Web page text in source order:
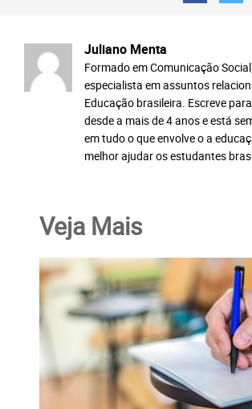
Juliano Menta
Formado em Comunicação
especialista em assuntos
Educação brasileira. Escreve
desde a mais de 4 anos e está
em tudo o que envolve o a
melhor ajudar os estudantes
Veja Mais